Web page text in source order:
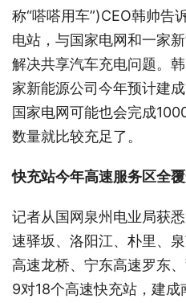
称“嗒嗒用车”)CEO韩帅告
电站，与国家电网和一家
解决共享汽车充电问题。
家新能源公司今年预计建
国家电网可能也会完成
数量就比较充足了。
快充站今年高速服务区全
记者从国网泉州电业局获
速驿坂、洛阳江、朴里、
高速龙桥、宁东高速罗东
9对18个高速快充站，建